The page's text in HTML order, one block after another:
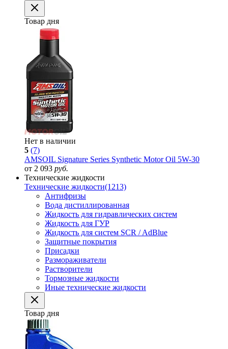
Товар дня
Нет в наличии
5 (7)
AMSOIL Signature Series Synthetic Motor Oil 5W-30
от 2 093 руб.
Технические жидкости
Технические жидкости(1213)
Антифризы
Вода дистиллированная
Жидкость для гидравлических систем
Жидкость для ГУР
Жидкость для систем SCR / AdBlue
Защитные покрытия
Присадки
Размораживатели
Растворители
Тормозные жидкости
Иные технические жидкости
Товар дня